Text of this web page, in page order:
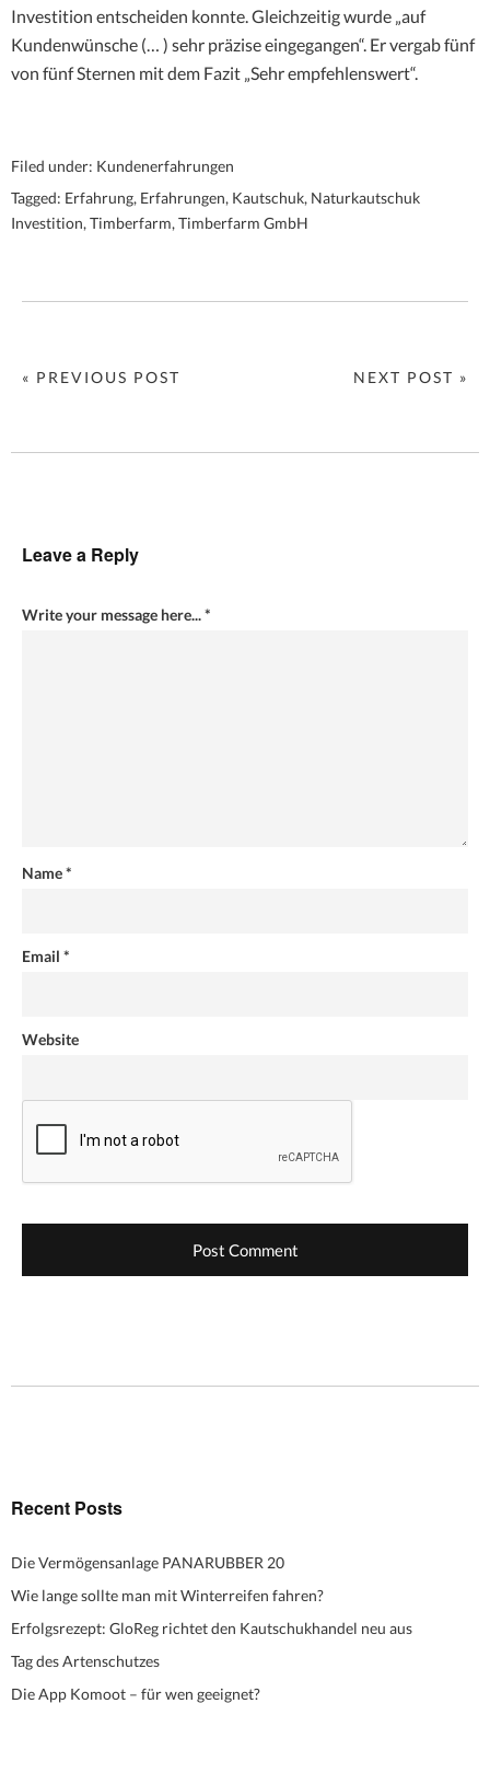
Investition entscheiden konnte. Gleichzeitig wurde „auf
Kundenwünsche (… ) sehr präzise eingegangen“. Er vergab fünf
von fünf Sternen mit dem Fazit „Sehr empfehlenswert“.
Filed under: Kundenerfahrungen
Tagged: Erfahrung, Erfahrungen, Kautschuk, Naturkautschuk
Investition, Timberfarm, Timberfarm GmbH
NEXT POST »
« PREVIOUS POST
Leave a Reply
Write your message here...*
Name*
Email *
Website
Recent Posts
Die Vermögensanlage PANARUBBER 20
Wie lange sollte man mit Winterreifen fahren?
Erfolgsrezept: GloReg richtet den Kautschukhandel neu aus
Tag des Artenschutzes
Die App Komoot – für wen geeignet?